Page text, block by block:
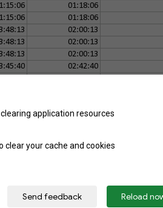
01:18:06
01:18:06
02:00:13
02:00:13
02:00:13
02:42:40
Rezultāts
Vieta
01:21:54